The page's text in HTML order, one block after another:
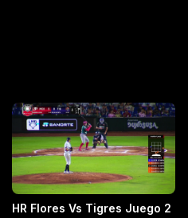
HR Flores Vs Tigres Juego 2